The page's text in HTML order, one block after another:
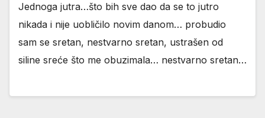
Jednoga jutra…što bih sve dao da se to jutro
nikada i nije uobličilo novim danom… probudio
sam se sretan, nestvarno sretan, ustrašen od
siline sreće što me obuzimala… nestvarno sretan…